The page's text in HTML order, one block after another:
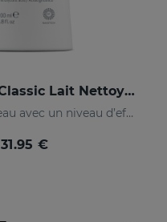
ACGLICOLIC Classic Lait Nettoyant
Ravivez votre peau avec un niveau d’efficacité jamais égalé
31.95 €